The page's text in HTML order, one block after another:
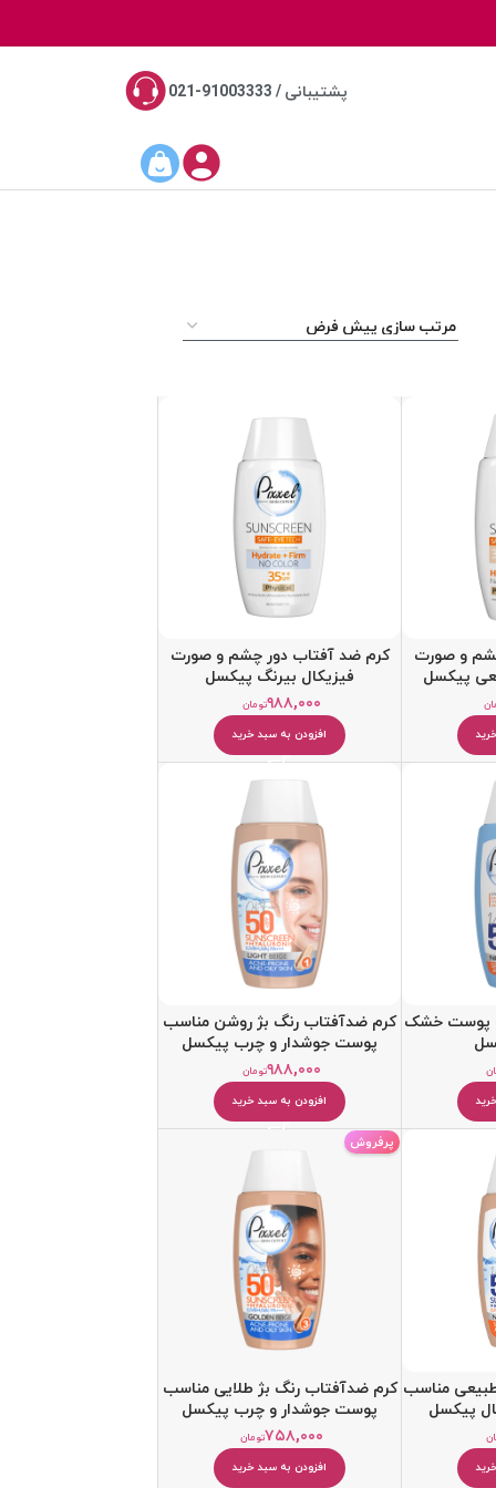
پشتیبانی / 91003333-021
و صورت
پیکسل
کرم ضد آفتاب دور چشم و صورت
فیزیکال بیرنگ پیکسل
تومان۹۸۸,۰۰۰
افزودن به سبد خرید
پوست خشک کرم ضدآفتاب رنگ بژ روشن مناسب
پوست جوشدار و چرب پیکسل
تومان۹۸۸,۰۰۰
افزودن به سبد خرید
مناسب
پیکسل
پرفروش
کرم ضدآفتاب رنگ بژ طلایی مناسب
پوست جوشدار و چرب پیکسل
تومان۷۵۸,۰۰۰
افزودن به سبد خرید